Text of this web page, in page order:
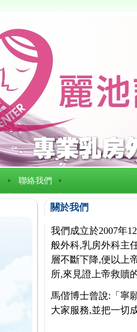
聯絡我們
關於我們
我們成立於2007年
般外科,乳房外科主
層不斷下降,便以上
所,來見證上帝救贖
馬偕博士曾說:「寧
大家服務,並把一切